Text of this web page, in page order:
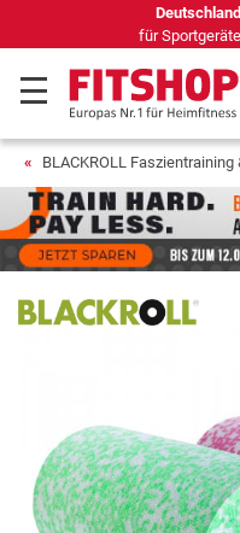
Seit 42 Jahren
BLACKROLL